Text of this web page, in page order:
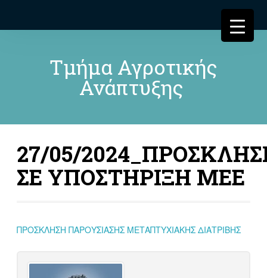
Τμήμα Αγροτικής
Ανάπτυξης
27/05/
ΣΕ ΥΠΟΣΤΗΡΙΞΗ ΜΕΕ
ΠΡΟΣΚΛΗΣΗ ΠΑΡΟΥΣΙΑΣΗΣ ΜΕΤΑΠΤΥΧΙΑΚΗΣ ΔΙΑΤΡΙΒΗΣ